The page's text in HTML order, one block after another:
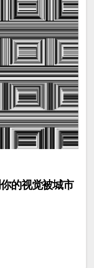
的视觉被城市